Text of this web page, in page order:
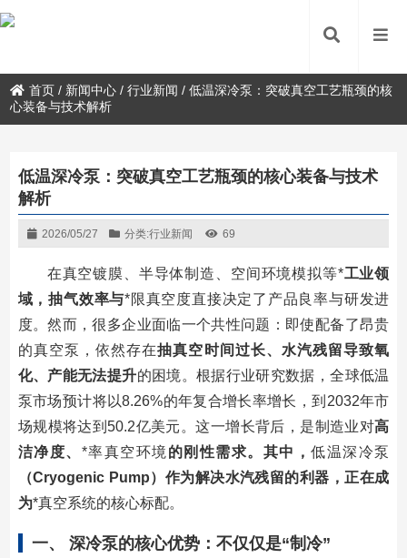
首页 / 新闻中心 /行业新闻 /低温深冷泵：突破真空工艺瓶颈的核
心装备与技术解析
低温深冷泵：突破真空工艺瓶颈的核心装备与技术
解析
2026/05/27 分类:行业新闻 69
在真空镀膜、半导体制造、空间环境模拟等*工业领
域，抽气效率与*限真空度直接决定了产品良率与研发进
度。然而，很多企业面临一个共性问题：即使配备了昂贵
的真空泵，依然存在抽真空时间过长、水汽残留导致氧
化、产能无法提升的困境。根据行业研究数据，全球低温
泵市场预计将以8.26%的年复合增长率增长，到2032年市
场规模将达到50.2亿美元。这一增长背后，是制造业对高
洁净度、 *率真空环境 的刚性需求。其中，低温深冷泵
（Cryogenic Pump）作为解决水汽残留的利器，正在成
为*真空系统的核心标配。
一、 深冷泵的核心优势：不仅仅是“制冷”